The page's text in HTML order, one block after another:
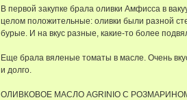
В первой закупке брала оливки Амфисса в
целом положительные: оливки были разной
бурые. И на вкус разные, какие-то более
Еще брала вяленые томаты в масле. Очень
и долго.
ОЛИВКОВОЕ МАСЛО AGRINIO С РОЗМАРИНОМ,